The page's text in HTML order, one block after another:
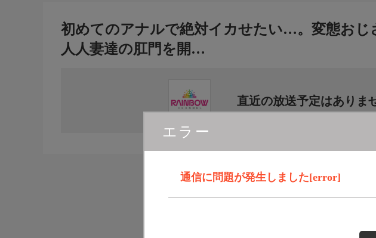
エラー
通信に問題が発生しました[error]
初めてのアナルで絶対イカせたい…。変態おじ
人人妻達の肛門を開…
直近の放送予定はありま